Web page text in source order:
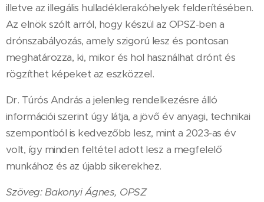
illetve az illegális hulladéklerakóhelyek felderítésében.
Az elnök szólt arról, hogy készül az OPSZ-ben a
drónszabályozás, amely szigorú lesz és pontosan
meghatározza, ki, mikor és hol használhat drónt és
rögzíthet képeket az eszközzel.
Dr. Túrós András a jelenleg rendelkezésre álló
információi szerint úgy látja, a jövő év anyagi, technikai
szempontból is kedvezőbb lesz, mint a 2023-as év
volt, így minden feltétel adott lesz a megfelelő
munkához és az újabb sikerekhez.
Szöveg: Bakonyi Ágnes, OPSZ